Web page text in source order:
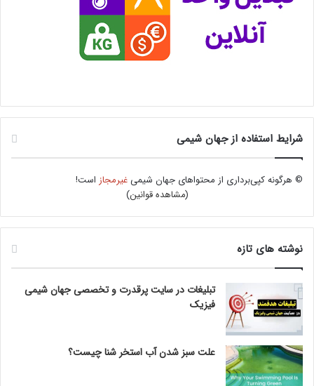
شرایط استفاده از جهان شیمی
© هرگونه کپی‌برداری از محتواهای جهان شیمیغیرمجاز است!
(مشاهده قوانین)
نوشته های تازه
تبلیغات در سایت پرقدرت و تخصصی جهان شیمی
فیزیک
علت سبز شدن آب استخر شنا چیست؟